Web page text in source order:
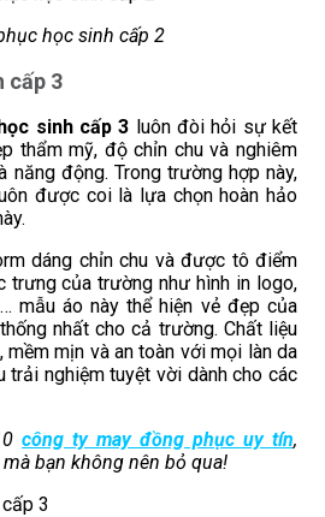
học sinh cấp 2
cấp 3
sinh cấp 3 luôn đòi hỏi sự kết
thẩm mỹ, độ chỉn chu và nghiêm
năng động. Trong trường hợp này,
được coi là lựa chọn hoàn hảo
dáng chỉn chu và được tô điểm
trưng của trường như hình in logo,
mẫu áo này thể hiện vẻ đẹp của
nhất cho cả trường. Chất liệu
mịn và an toàn với mọi làn da
trải nghiệm tuyệt vời dành cho các
công ty may đồng phục uy tín,
bạn không nên bỏ qua!